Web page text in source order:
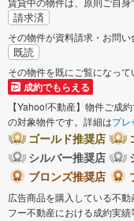
請求済
その物件が資料請求・お問い
既読
その物件を既にご覧になって
成約でもらえる
【Yahoo!不動産】物件ご成
の対象物件です。詳細はプレ
ゴールド推奨店
シルバー推奨店
ブロンズ推奨店
広告商品を購入している不
フー不動産における成約実